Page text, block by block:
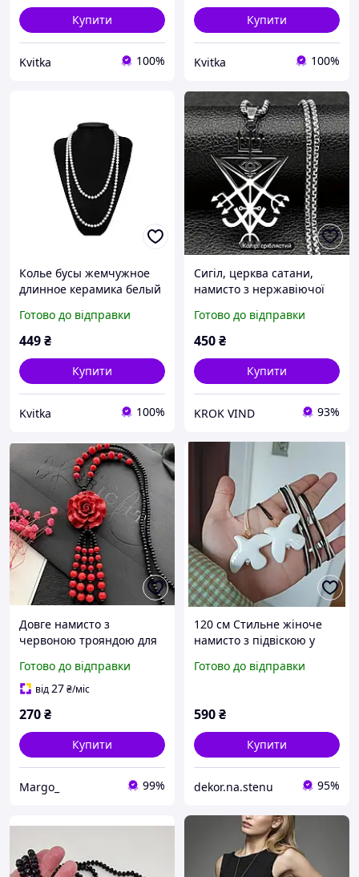
Купити
Kvitka 100%
Купити
Kvitka 100%
Колье бусы жемчужное
длинное керамика белый
Готово до відправки
449₴
Купити
Kvitka 100%
Сигіл, церква сатани,
намисто з нержавіючої
ЛаВея, прихований
диявол, довге намисто,
Готово до відправки
450₴
Купити
KROK VIND 93%
Довге намисто з
червоною трояндою для
фольклорного образу,
фламенко та фотосесій
Готово до відправки
від27₴/міс
270₴
Купити
Margo_ 99%
120 см Стильне жіноче
намисто з підвіскою у
керамічного голуба на
Готово до відправки
590₴
Купити
dekor.na.stenu 95%